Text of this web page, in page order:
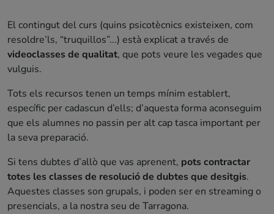
El contingut del curs (quins psicotècnics existeixen, com
resoldre’ls, “truquillos”...) està explicat a través de
videoclasses de qualitat, que pots veure les vegades que
vulguis.
Tots els recursos tenen un temps mínim establert,
específic per cadascun d’ells; d’aquesta forma aconseguim
que els alumnes no passin per alt cap tasca important per
la seva preparació.
Si tens dubtes d’allò que vas aprenent, pots contractar
totes les classes de resolució de dubtes que desitgis.
Aquestes classes son grupals, i poden ser en streaming o
presencials, a la nostra seu de Tarragona.